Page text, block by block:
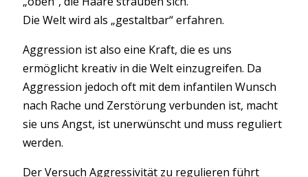
Die Welt wird als „gestaltbar“ erfahren.
Aggression ist also eine Kraft, die es uns
ermöglicht kreativ in die Welt einzugreifen. Da
Aggression jedoch oft mit dem infantilen Wunsch
nach Rache und Zerstörung verbunden ist, macht
sie uns Angst, ist unerwünscht und muss reguliert
werden.
Der Versuch Aggressivität zu regulieren führt